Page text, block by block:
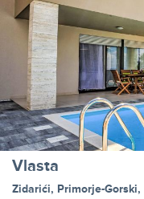
Vlasta
Zidarići, Primorje-Gorski,